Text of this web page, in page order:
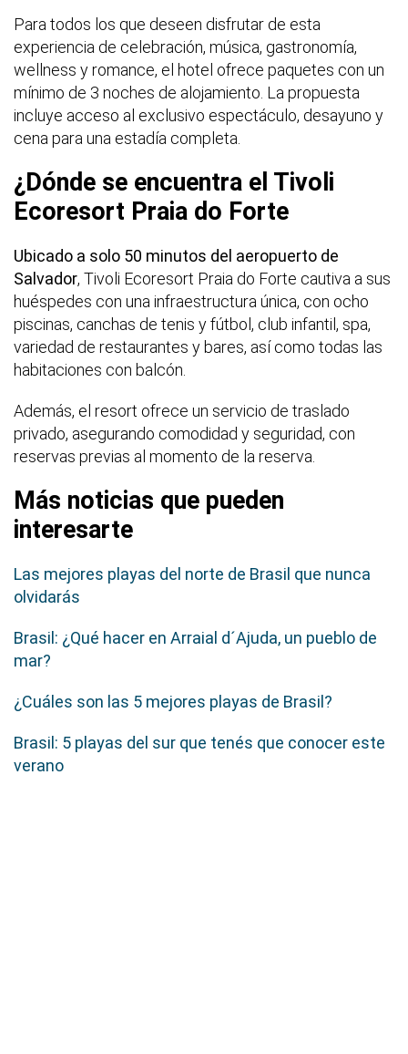
Para todos los que deseen disfrutar de esta
experiencia de celebración, música, gastronomía,
wellness y romance, el hotel ofrece paquetes con un
mínimo de 3 noches de alojamiento. La propuesta
incluye acceso al exclusivo espectáculo, desayuno y
cena para una estadía completa.
¿Dónde se encuentra el Tivoli
Ecoresort Praia do Forte
Ubicado a solo 50 minutos del aeropuerto de
Salvador, Tivoli Ecoresort Praia do Forte cautiva a sus
huéspedes con una infraestructura única, con ocho
piscinas, canchas de tenis y fútbol, club infantil, spa,
variedad de restaurantes y bares, así como todas las
habitaciones con balcón.
Además, el resort ofrece un servicio de traslado
privado, asegurando comodidad y seguridad, con
reservas previas al momento de la reserva.
Más noticias que pueden
interesarte
Las mejores playas del norte de Brasil que nunca
olvidarás
Brasil: ¿Qué hacer en Arraial d´Ajuda, un pueblo de
mar?
¿Cuáles son las 5 mejores playas de Brasil?
Brasil: 5 playas del sur que tenés que conocer este
verano